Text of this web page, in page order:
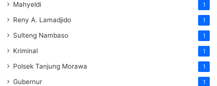
Mahyeldi 1
Reny A. Lamadjido 1
Sulteng Nambaso 1
Kriminal 1
Polsek Tanjung Morawa 1
Gubernur 1